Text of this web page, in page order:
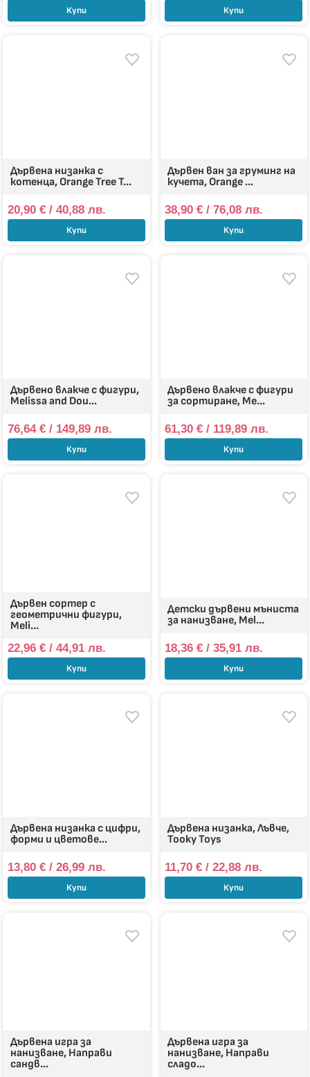
Купи Купи
Дървена низанка с
котенца, Orange Tree T...
20,90 €/ 40,88 лв.
Купи
Дървен ван за груминг на
кучета, Orange ...
38,90 €/ 76,08 лв.
Купи
Дървено влакче с фигури,
Melissa and Dou...
76,64 €/ 149,89 лв.
Купи
Дървено влакче с фигури
за сортиране, Me...
61,30 €/ 119,89 лв.
Купи
Дървен сортер с
геометрични фигури,
Meli...
22,96 €/ 44,91 лв.
Купи
Детски дървени мъниста
за нанизване, Mel...
18,36 €/ 35,91 лв.
Купи
Дървена низанка с цифри,
форми и цветове...
13,80 €/ 26,99 лв.
Купи
Дървена низанка, Лъвчe,
Tooky Toys
11,70 €/ 22,88 лв.
Купи
Дървена игра за
нанизване, Направи
сандв...
Дървена игра за
нанизване, Направи
сладо...